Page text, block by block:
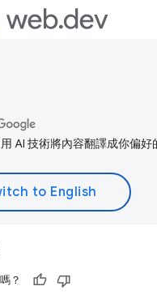
AI 技術將內容翻譯成你偏好
？